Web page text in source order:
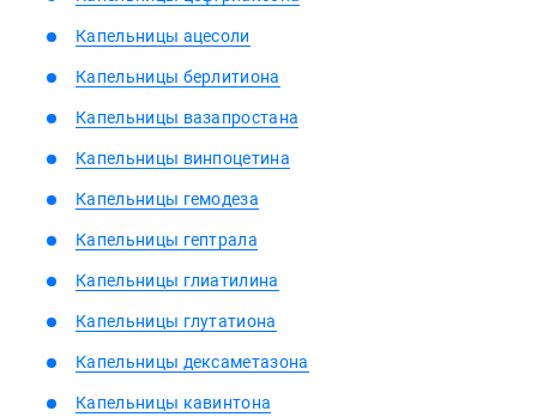
Капельницы ацесоли
Капельницы берлитиона
Капельницы вазапростана
Капельницы винпоцетина
Капельницы гемодеза
Капельницы гептрала
Капельницы глиатилина
Капельницы глутатиона
Капельницы дексаметазона
Капельницы кавинтона